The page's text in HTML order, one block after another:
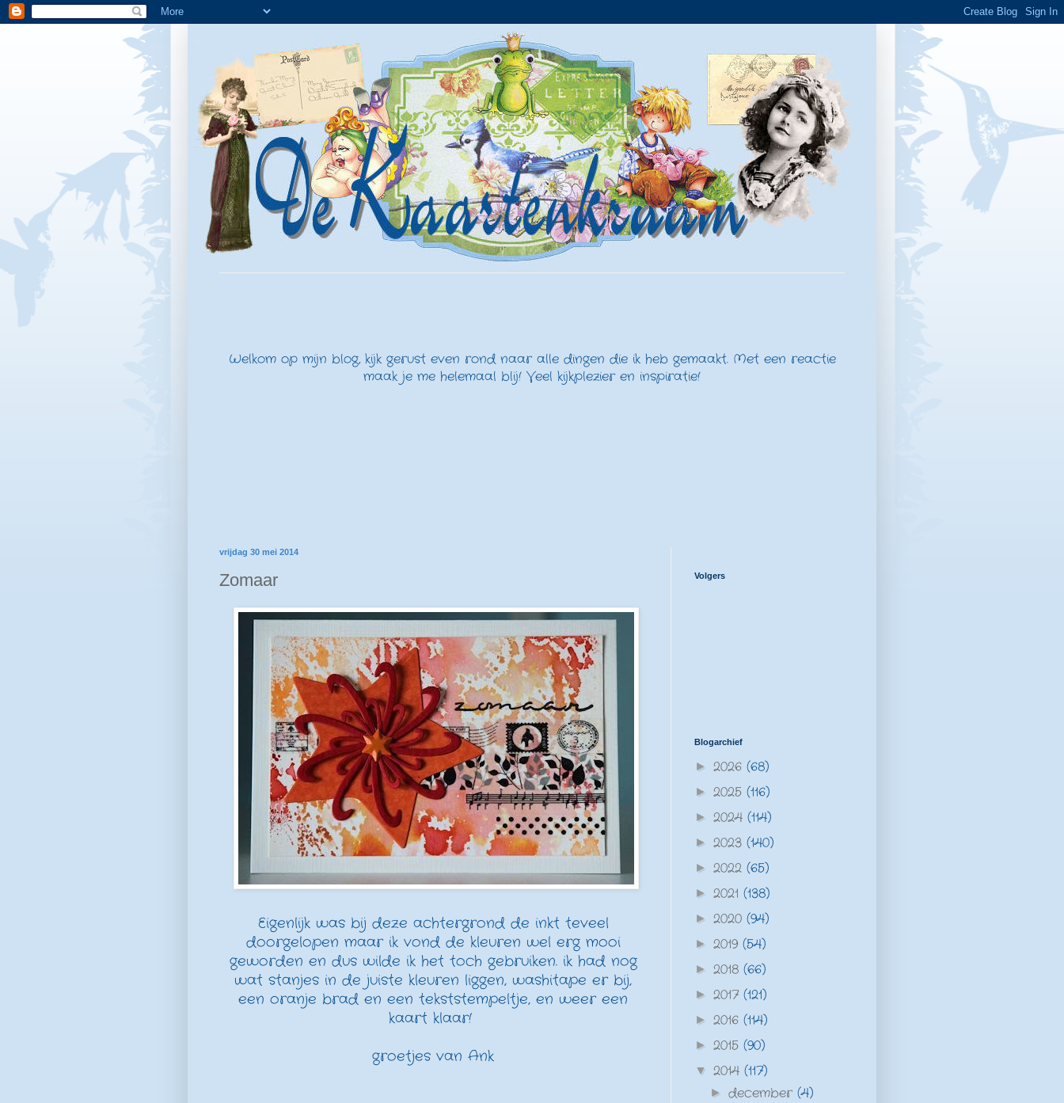
Welkom op mijn blog, kijk gerust even rond naar alle dingen die ik heb gemaakt. Met een reactie
maak je me helemaal blij! Veel kijkplezier en inspiratie!
vrijdag 30 mei 2014
Zomaar
Eigenlijk was bij deze achtergrond de inkt teveel
doorgelopen maar ik vond de kleuren wel erg mooi
geworden en dus wilde ik het toch gebruiken. ik had nog
wat stanjes in de juiste kleuren liggen, washitape er bij,
een oranje brad en een tekststempeltje, en weer een
kaart klaar!
groetjes van Ank
Volgers
Blogarchief
► 2026 (68)
► 2025 (116)
► 2024 (114)
► 2023 (140)
► 2022 (65)
► 2021 (138)
► 2020 (94)
► 2019 (54)
► 2018 (66)
► 2017 (121)
► 2016 (114)
► 2015 (90)
▼ 2014 (117)
►december(4)